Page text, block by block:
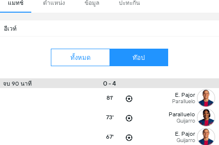
แมทช์ ตำแหน่ง ข้อมูล ปะทะกัน
อีเวท์
ทั้งหมด ท๊อป
จบ 90 นาที 0 - 4
81' E. Pajor
Paralluelo
73' Paralluelo
Guijarro
67' E. Pajor
Guijarro